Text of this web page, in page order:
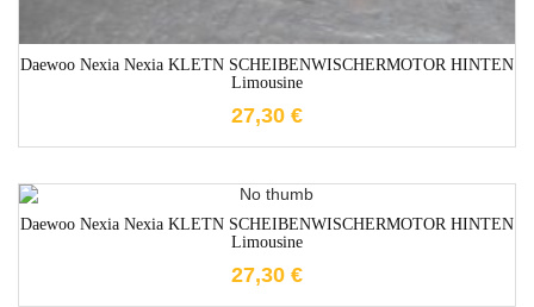
Daewoo Nexia Nexia KLETN SCHEIBENWISCHERMOTOR HINTEN
Limousine
27,30 €
Daewoo Nexia Nexia KLETN SCHEIBENWISCHERMOTOR HINTEN
Limousine
27,30 €
1-3 Werktage